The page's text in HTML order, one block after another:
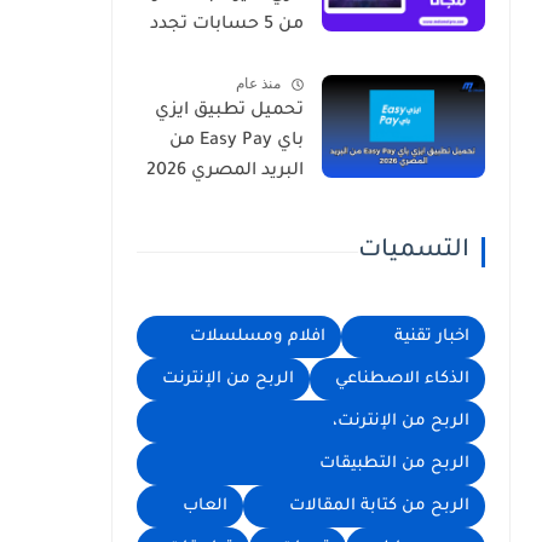
من 5 حسابات تجدد
منذ عام
تحميل تطبيق ايزي
باي Easy Pay من
البريد المصري 2026
التسميات
اخبار تقنية افلام ومسلسلات
الذكاء الاصطناعي الربح من الإنترنت
الربح من الإنترنت،
الربح من التطبيقات
الربح من كتابة المقالات العاب